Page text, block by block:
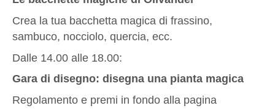
Crea la tua bacchetta magica di frassino,
sambuco, nocciolo, quercia, ecc.
Dalle 14.00 alle 18.00:
Gara di disegno: disegna una pianta magica
Regolamento e premi in fondo alla pagina